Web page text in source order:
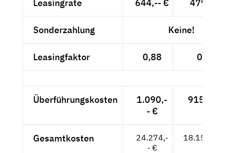
Leasingrate 644,-- € 479,-- €
Sonderzahlung Keine!
Leasingfaktor 0,88 0,78
Überführungskosten
1.090,-
- €
915,97 €
Gesamtkosten
24.274,-
- €
18.159,97